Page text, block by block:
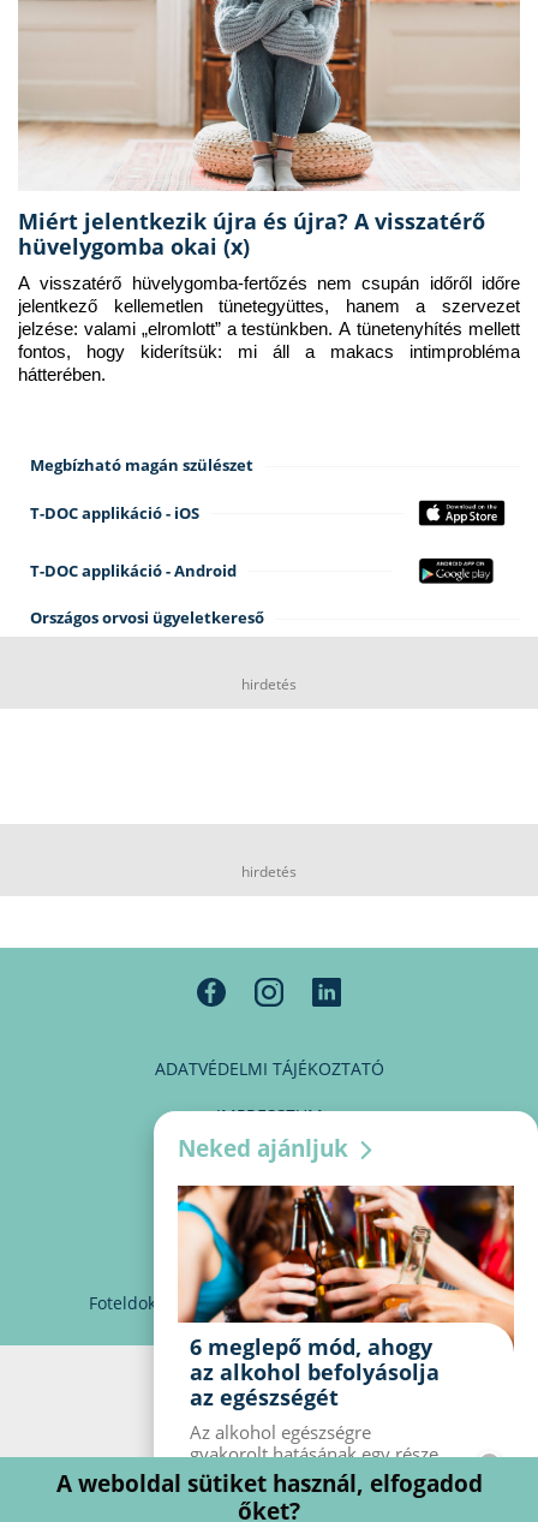
Miért jelentkezik újra és újra? A visszatérő
hüvelygomba okai (x)
A visszatérő hüvelygomba-fertőzés nem csupán időről időre
jelentkező kellemetlen tünetegyüttes, hanem a szervezet
jelzése: valami „elromlott” a testünkben. A tünetenyhítés mellett
fontos, hogy kiderítsük: mi áll a makacs intimprobléma
hátterében.
Megbízható magán szülészet
T-DOC applikáció - iOS
T-DOC applikáció - Android
Országos orvosi ügyeletkereső
hirdetés
hirdetés
ADATVÉDELMI TÁJÉKOZTATÓ
IMPRESSZUM
MÉDIAAJÁNLAT
PARTNEREINK
KAPCSOLAT
Foteldoki info@foteldoki.hu Süti beállítások
Neked ajánljuk
6 meglepő mód, ahogy
az alkohol befolyásolja
az egészségét
Az alkohol egészségre
gyakorolt ​​hatásának egy része
jól ismert, mások azonban
meglepők lehetnek. Van hat
A weboldal sütiket használ, elfogadod
őket?